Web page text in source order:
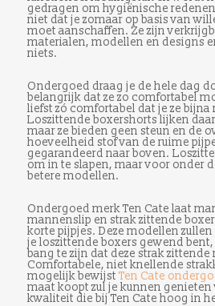
gedragen om hygiënische
niet dat je zomaar op basis van
moet aanschaffen. Ze zijn
materialen, modellen en designs
niets.
Ondergoed draag je de hele dag
belangrijk dat ze zo comfortabel
liefst zó comfortabel dat je ze bijna
Loszittende boxershorts lijken
maar ze bieden geen steun en de
hoeveelheid stof van de ruime
gegarandeerd naar boven.
om in te slapen, maar voor onder
betere modellen.
Ondergoed merk Ten Cate laat
mannenslip en strak zittende
korte pijpjes. Deze modellen
je loszittende boxers gewend
bang te zijn dat deze strak
Comfortabele, niet knellende
mogelijk bewijst Ten Cate
maat koopt zul je kunnen
kwaliteit die bij Ten Cate hoog in